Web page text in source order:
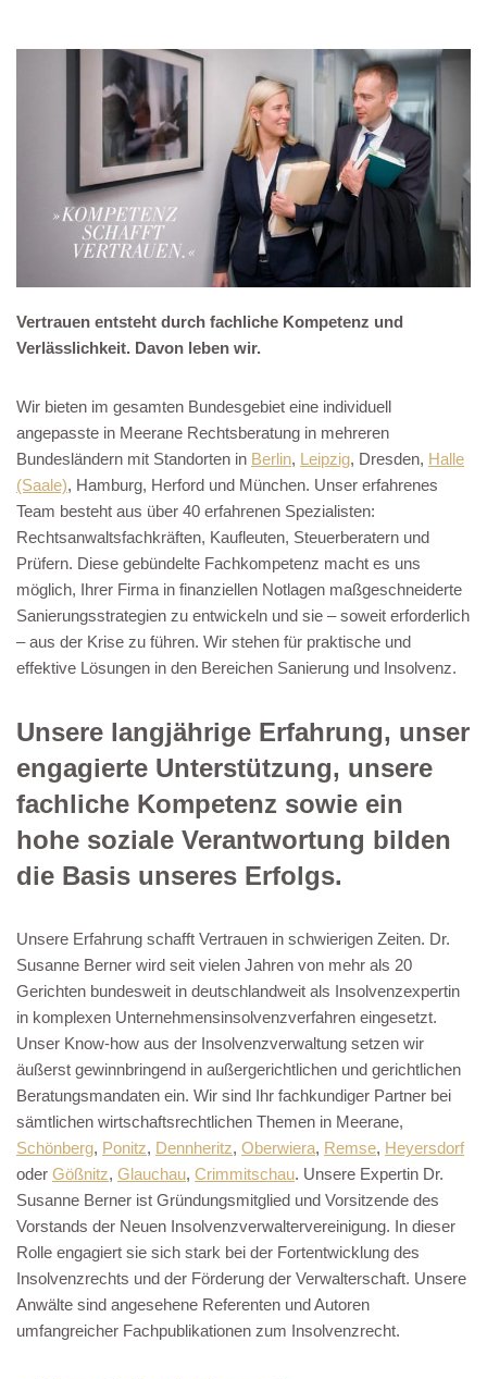
Vertrauen entsteht durch fachliche Kompetenz und
Verlässlichkeit. Davon leben wir.
Wir bieten im gesamten Bundesgebiet eine individuell
angepasste in Meerane Rechtsberatung in mehreren
Bundesländern mit Standorten in Berlin, Leipzig, Dresden, Halle
(Saale), Hamburg, Herford und München. Unser erfahrenes
Team besteht aus über 40 erfahrenen Spezialisten:
Rechtsanwaltsfachkräften, Kaufleuten, Steuerberatern und
Prüfern. Diese gebündelte Fachkompetenz macht es uns
möglich, Ihrer Firma in finanziellen Notlagen maßgeschneiderte
Sanierungsstrategien zu entwickeln und sie – soweit erforderlich
– aus der Krise zu führen. Wir stehen für praktische und
effektive Lösungen in den Bereichen Sanierung und Insolvenz.
Unsere langjährige Erfahrung, unser
engagierte Unterstützung, unsere
fachliche Kompetenz sowie ein
hohe soziale Verantwortung bilden
die Basis unseres Erfolgs.
Unsere Erfahrung schafft Vertrauen in schwierigen Zeiten. Dr.
Susanne Berner wird seit vielen Jahren von mehr als 20
Gerichten bundesweit in deutschlandweit als Insolvenzexpertin
in komplexen Unternehmensinsolvenzverfahren eingesetzt.
Unser Know-how aus der Insolvenzverwaltung setzen wir
äußerst gewinnbringend in außergerichtlichen und gerichtlichen
Beratungsmandaten ein. Wir sind Ihr fachkundiger Partner bei
sämtlichen wirtschaftsrechtlichen Themen in Meerane,
Schönberg, Ponitz, Dennheritz, Oberwiera, Remse, Heyersdorf
oder Gößnitz, Glauchau, Crimmitschau. Unsere Expertin Dr.
Susanne Berner ist Gründungsmitglied und Vorsitzende des
Vorstands der Neuen Insolvenzverwaltervereinigung. In dieser
Rolle engagiert sie sich stark bei der Fortentwicklung des
Insolvenzrechts und der Förderung der Verwalterschaft. Unsere
Anwälte sind angesehene Referenten und Autoren
umfangreicher Fachpublikationen zum Insolvenzrecht.